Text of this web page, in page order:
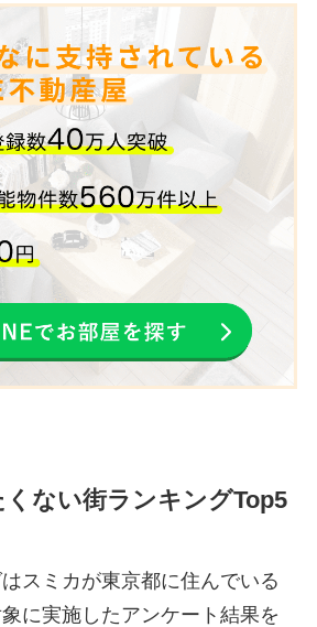
ない街ランキングTop5
スミカが東京都に住んでいる
に実施したアンケート結果を